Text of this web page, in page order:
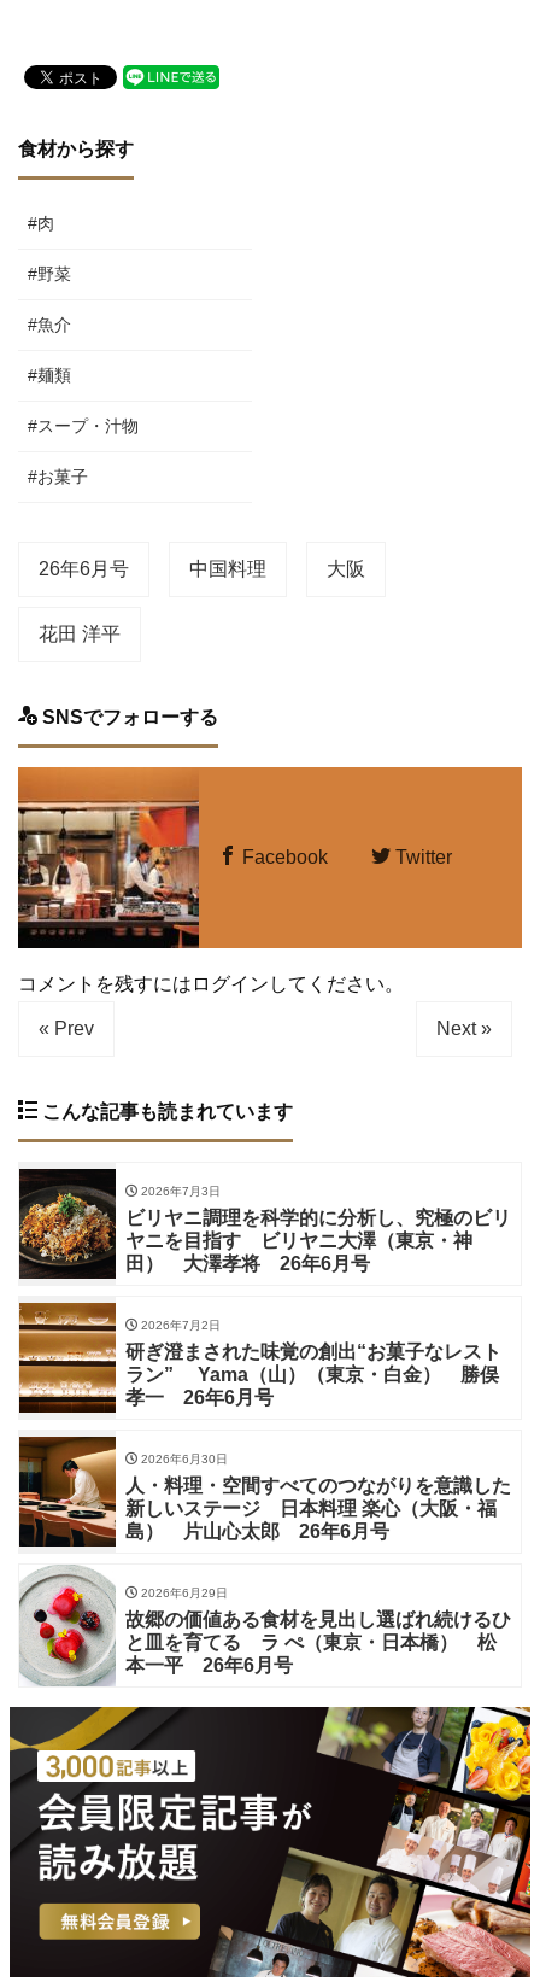
食材から探す
#肉
#野菜
#魚介
#麺類
#スープ・汁物
#お菓子
26年6月号 中国料理 大阪
花田 洋平
SNSでフォローする
Facebook Twitter
コメントを残すにはログインしてください。
« Prev Next »
こんな記事も読まれています
2026年7月3日
ビリヤニ調理を科学的に分析し、究極のビリ
ヤニを目指す ビリヤニ大澤（東京・神
田） 大澤孝将 26年6月号
2026年7月2日
研ぎ澄まされた味覚の創出“お菓子なレスト
ラン” Yama（山）（東京・白金） 勝俣
孝一 26年6月号
2026年6月30日
人・料理・空間すべてのつながりを意識した
新しいステージ 日本料理 楽心（大阪・福
島） 片山心太郎 26年6月号
2026年6月29日
故郷の価値ある食材を見出し選ばれ続けるひ
と皿を育てる ラ ぺ（東京・日本橋） 松
本一平 26年6月号